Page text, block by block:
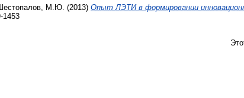
М.Ю. (2013) Опыт ЛЭТИ в формировании
1453